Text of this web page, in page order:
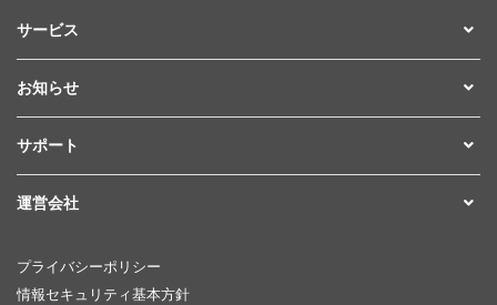
サービス
お知らせ
サポート
運営会社
プライバシーポリシー
情報セキュリティ基本方針